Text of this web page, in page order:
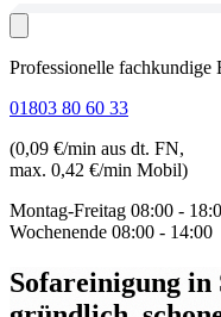
Professionelle fachkundige
01803 80 60 33
(0,09 €/min aus dt. FN,
max. 0,42 €/min Mobil)
Montag-Freitag 08:00 -
Wochenende 08:00 - 14:00
Sofareinigung